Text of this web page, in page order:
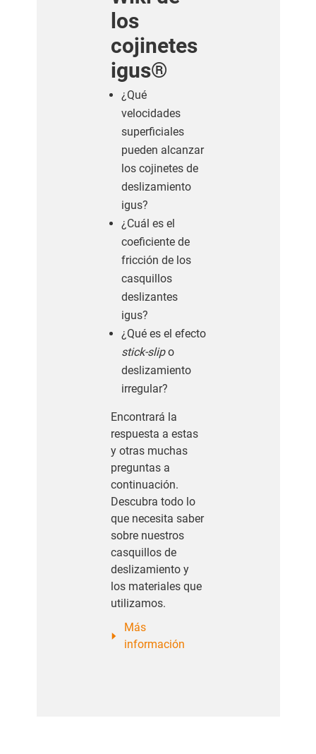
los
cojinetes
igus®
¿Qué
velocidades
superficiales
pueden alcanzar
los cojinetes de
deslizamiento
igus?
¿Cuál es el
coeficiente de
fricción de los
casquillos
deslizantes
igus?
¿Qué es el efecto
stick-slipo
deslizamiento
irregular?
Encontrará la
respuesta a estas
y otras muchas
preguntas a
continuación.
Descubra todo lo
que necesita saber
sobre nuestros
casquillos de
deslizamiento y
los materiales que
utilizamos.
Más
información